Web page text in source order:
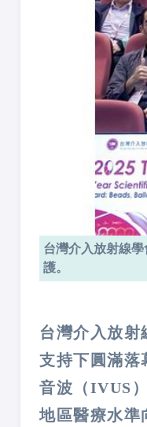
台灣介入放射線
護。
台灣介入放
支持下圓滿落
音波（IVUS
地區醫療水準